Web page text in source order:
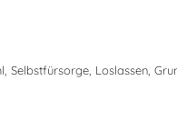
Selbstfürsorge, Loslassen,